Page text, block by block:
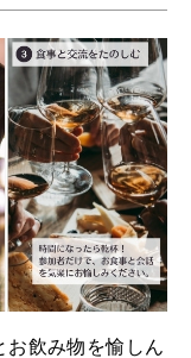
お飲み物を愉しん